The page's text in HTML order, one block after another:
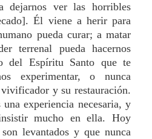
dejarnos ver las horribles
Él viene a herir para
pueda curar; a matar
terrenal pueda hacernos
del Espíritu Santo que te
experimentar, o nunca
y su restauración.
experiencia necesaria, y
mucho en ella. Hoy
levantados y que nunca